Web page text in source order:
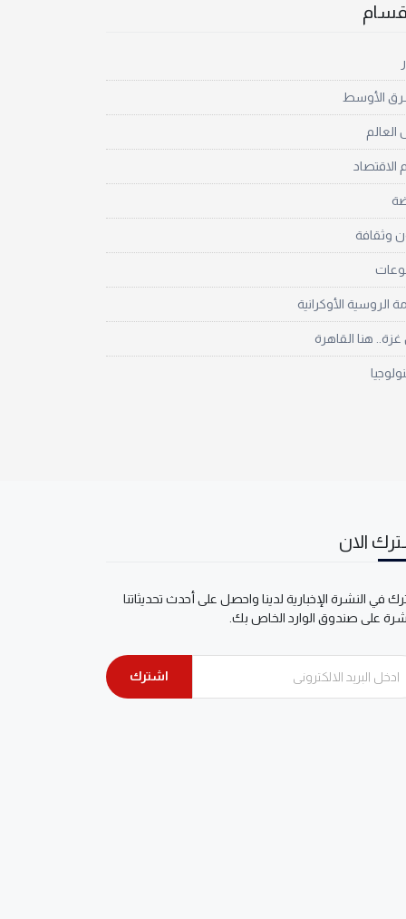
الأوسط
العالم
الاقتصاد
وثقافة
الروسية الأوكرانية
هنا القاهرة
الان
في النشرة الإخبارية لدينا واحصل على أحدث تحديثاتنا
على صندوق الوارد الخاص بك.
اشترك